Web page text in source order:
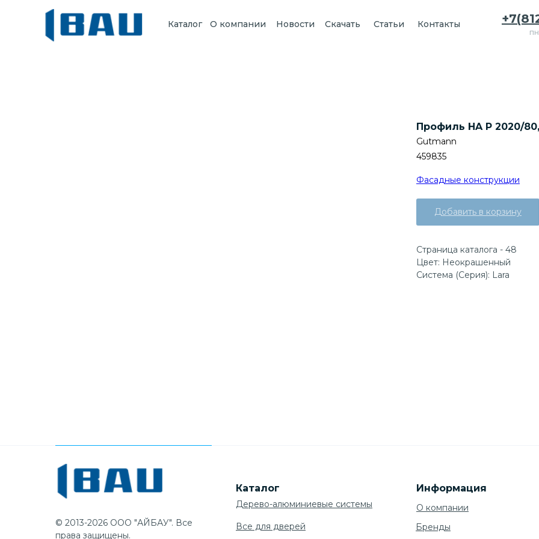
Каталог О компании Новости Статьи Контакты
Скачать
Профиль HA P 2020/
Gutmann
459835
Фасадные конструкции
Добавить в корзину
Страница каталога - 48
Цвет: Неокрашенный
Система (Серия): Lara
Каталог Информация
Дерево-алюминиевые системы
Все для дверей
© 2013-2026 ООО "АЙБАУ". Все
права защищены.
О компании
Бренды